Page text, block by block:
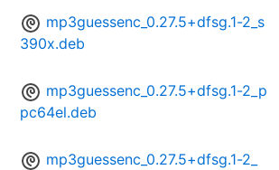
mp3guessenc_0.27.5+dfsg.1-2_s
390x.deb
mp3guessenc_0.27.5+dfsg.1-2_p
pc64el.deb
mp3guessenc_0.27.5+dfsg.1-2_